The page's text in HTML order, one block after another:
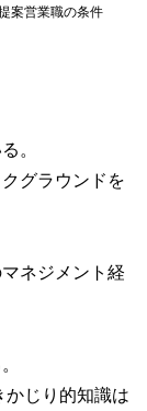
案営業職の条件
。
グラウンドを
ネジメント経
じり的知識は